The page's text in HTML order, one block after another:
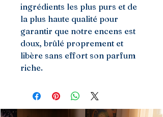
ingrédients les plus purs et de
la plus haute qualité pour
garantir que notre encens est
doux, brûlé proprement et
libère sans effort son parfum
riche.